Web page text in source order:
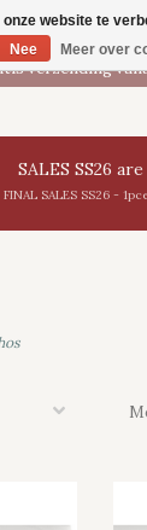
verzending
SALES SS26
FINAL SALES SS26 -
website te
Nee
Meer over